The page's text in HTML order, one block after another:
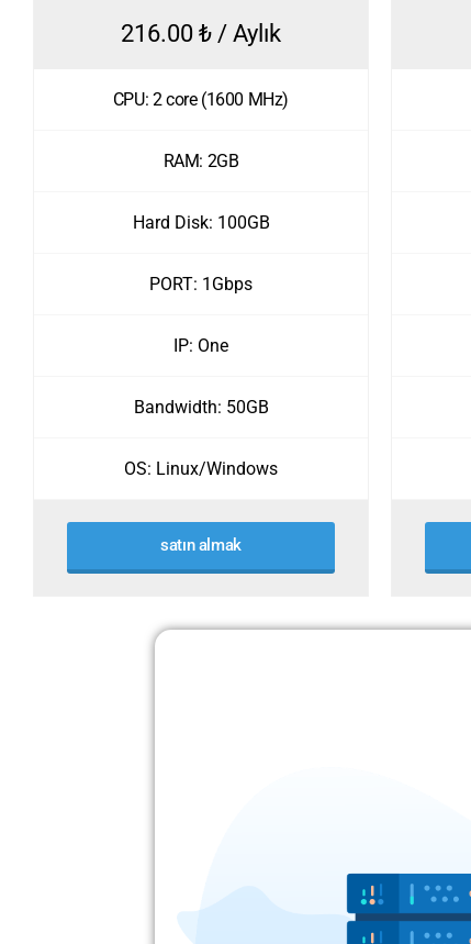
216.00 ₺ / Aylık
CPU: 2 core (1600 MHz)
RAM: 2GB
Hard Disk: 100GB
PORT: 1Gbps
IP: One
Bandwidth: 50GB
OS: Linux/Windows
satın almak